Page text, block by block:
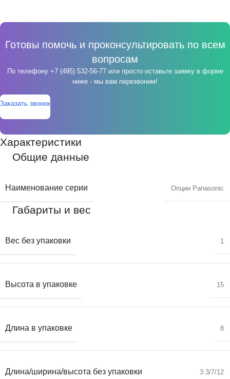
Готовы помочь и проконсультировать по всем
вопросам
По телефону +7 (495) 532-56-77или просто оставьте заявку в форме
ниже - мы вам перезвоним!
Заказать звонок
Характеристики
Общие данные
Наименование серии Опции Panasonic
Габариты и вес
Вес без упаковки 1
Высота в упаковке 15
Длина в упаковке 8
Длина/ширина/высота без упаковки 3.3/7/12